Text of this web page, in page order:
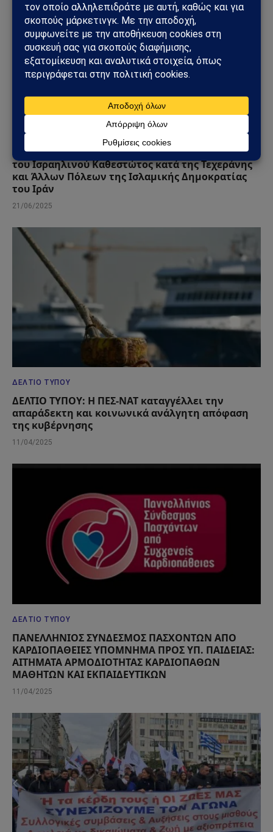
ΔΕΛΤΊΟ ΤΎΠΟΥ
Νομική Δήλωση σχετικά με την Επιθετική Πράξη
του Ισραηλινού Καθεστώτος κατά της Τεχεράνης
και Άλλων Πόλεων της Ισλαμικής Δημοκρατίας
του Ιράν
21/06/2025
ΔΕΛΤΊΟ ΤΎΠΟΥ
ΔΕΛΤΙΟ ΤΥΠΟΥ: Η ΠΕΣ-ΝΑΤ καταγγέλλει την
απαράδεκτη και κοινωνικά ανάλγητη απόφαση
της κυβέρνησης
11/04/2025
ΔΕΛΤΊΟ ΤΎΠΟΥ
ΠΑΝΕΛΛΗΝΙΟΣ ΣΥΝΔΕΣΜΟΣ ΠΑΣΧΟΝΤΩΝ ΑΠΟ
ΚΑΡΔΙΟΠΑΘΕΙΕΣ ΥΠΟΜΝΗΜΑ ΠΡΟΣ ΥΠ. ΠΑΙΔΕΙΑΣ:
ΑΙΤΗΜΑΤΑ ΑΡΜΟΔΙΟΤΗΤΑΣ ΚΑΡΔΙΟΠΑΘΩΝ
ΜΑΘΗΤΩΝ ΚΑΙ ΕΚΠΑΙΔΕΥΤΙΚΩΝ
11/04/2025